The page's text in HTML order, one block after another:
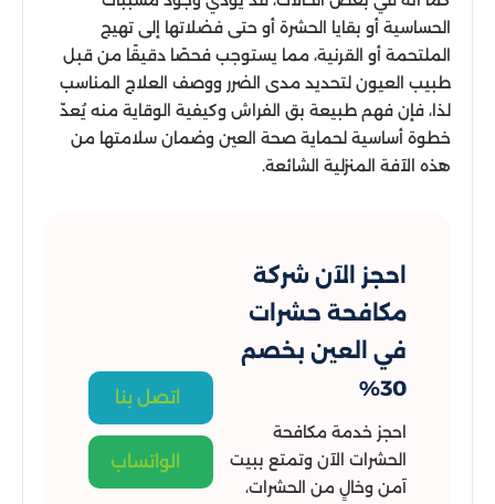
الحساسية أو بقايا الحشرة أو حتى فضلاتها إلى تهيج
الملتحمة أو القرنية، مما يستوجب فحصًا دقيقًا من قبل
طبيب العيون لتحديد مدى الضرر ووصف العلاج المناسب
لذا، فإن فهم طبيعة بق الفراش وكيفية الوقاية منه يُعدّ
خطوة أساسية لحماية صحة العين وضمان سلامتها من
هذه الآفة المنزلية الشائعة.
احجز الآن شركة
مكافحة حشرات
في العين بخصم
30%
احجز خدمة مكافحة
الحشرات الآن وتمتع ببيت
آمن وخالٍ من الحشرات،
اتصل بنا
الواتساب